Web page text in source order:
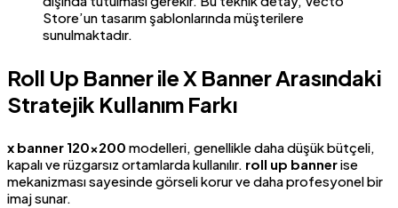
Store’un tasarım şablonlarında müşterilere
sunulmaktadır.
Roll Up Banner ile X Banner Arasındaki
Stratejik Kullanım Farkı
x banner 120×200 modelleri, genellikle daha düşük bütçeli,
kapalı ve rüzgarsız ortamlarda kullanılır. roll up bannerise
mekanizması sayesinde görseli korur ve daha profesyonel bir
imaj sunar.